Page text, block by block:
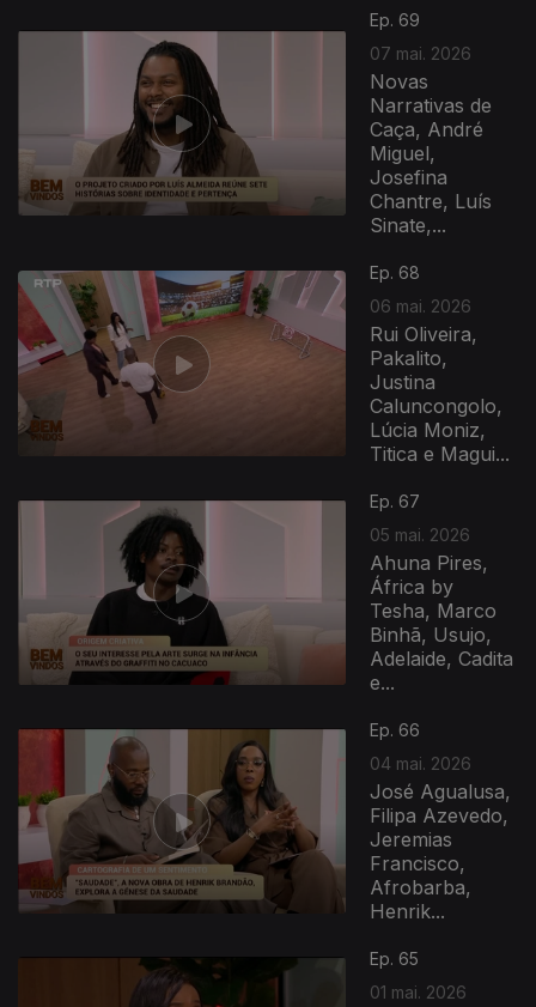
Ep. 69
07 mai. 2026
Novas
Narrativas de
Caça, André
Miguel,
Josefina
Chantre, Luís
Sinate,...
Ep. 68
06 mai. 2026
Rui Oliveira,
Pakalito,
Justina
Caluncongolo,
Lúcia Moniz,
Titica e Magui...
Ep. 67
05 mai. 2026
Ahuna Pires,
África by
Tesha, Marco
Binhã, Usujo,
Adelaide, Cadita
e...
Ep. 66
04 mai. 2026
José Agualusa,
Filipa Azevedo,
Jeremias
Francisco,
Afrobarba,
Henrik...
Ep. 65
01 mai. 2026